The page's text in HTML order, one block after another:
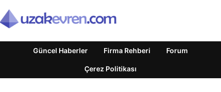
Güncel Haberler Firma Rehberi Forum
Çerez Politikası